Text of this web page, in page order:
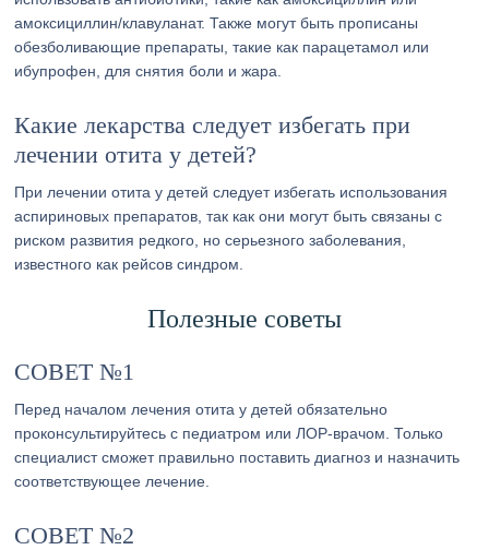
амоксициллин/клавуланат. Также могут быть прописаны
обезболивающие препараты, такие как парацетамол или
ибупрофен, для снятия боли и жара.
Какие лекарства следует избегать при
лечении отита у детей?
При лечении отита у детей следует избегать использования
аспириновых препаратов, так как они могут быть связаны с
риском развития редкого, но серьезного заболевания,
известного как рейсов синдром.
Полезные советы
СОВЕТ №1
Перед началом лечения отита у детей обязательно
проконсультируйтесь с педиатром или ЛОР-врачом. Только
специалист сможет правильно поставить диагноз и назначить
соответствующее лечение.
СОВЕТ №2